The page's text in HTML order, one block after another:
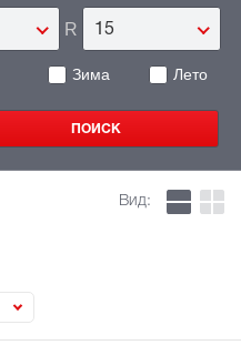
R 15
Зима Лето
Вид: